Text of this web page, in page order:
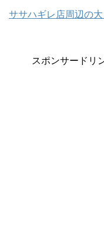
ササハギレ店周辺の大
スポンサードリ